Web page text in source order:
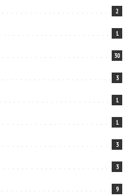
2
1
30
3
1
1
3
3
9